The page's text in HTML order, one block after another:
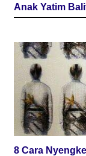
Anak Yatim
8 Cara